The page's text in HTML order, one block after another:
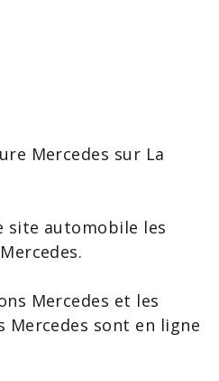
Mercedes sur La
site automobile les
.
Mercedes et les
Mercedes sont en ligne